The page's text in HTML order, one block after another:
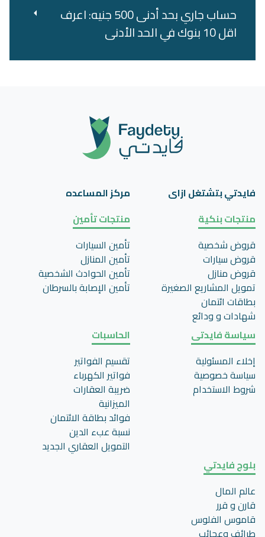
حساب جاري بحد أدنى 500 جنيه: اعرف
اقل 10 بنوك في الحد الأدنى
فايدتي بتشتغل ازاى
مركز المساعده
منتجات بنكية
قروض شخصية
قروض سيارات
قروض منازل
تمويل المشاريع الصغيرة
بطاقات ائتمان
شهادات و ودائع
منتجات تأمين
تأمين السيارات
تأمين المنازل
تأمين الحوادث الشخصية
تأمين اﻹصابة بالسرطان
سياسة فايدتى
إخلاء المسئولية
سياسة خصوصية
شروط الاستخدام
الحاسبات
تقسيم الفواتير
فواتير الكهرباء
ضريبة العقارات
الميزانية
فوائد بطاقة الائتمان
نسبة عبء الدين
التمويل العقاري الجديد
بلوج فايدتي
عالم المال
قارن و قرر
قاموس الفلوس